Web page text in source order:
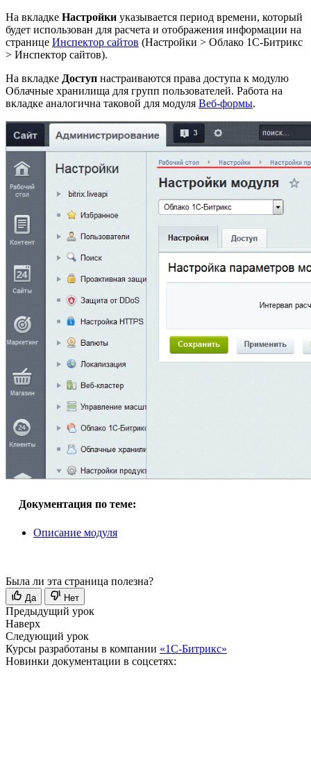
На вкладке Настройки указывается период времени, который
будет использован для расчета и отображения информации на
странице Инспектор сайтов (Настройки > Облако 1С-Битрикс
> Инспектор сайтов).
На вкладке Доступ настраиваются права доступа к модулю
Облачные хранилища для групп пользователей. Работа на
вкладке аналогична таковой для модуля Веб-формы.
Документация по теме:
Описание модуля
Была ли эта страница полезна?
Да Нет
Предыдущий урок
Наверх
Следующий урок
Курсы разработаны в компании «1С-Битрикс»
Новинки документации в соцсетях: